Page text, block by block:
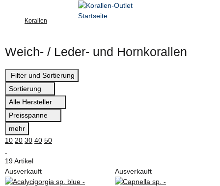
Korallen
Weich- / Leder- und Hornkorallen
Filter und Sortierung
Sortierung
Alle Hersteller
Preisspanne
mehr
10 20 30 40 50
19 Artikel
Ausverkauft
Ausverkauft